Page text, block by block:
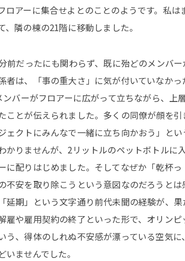
ロアーに集合せよとのことのようです。私
、隣の棟の21階に移動しました。
前だったにも関わらず、既に殆どのメンバ
者は、「事の重大さ」に気が付いていなか
ンバーがフロアーに広がって立ちながら、
ことが伝えられました。多くの同僚が顔を
ェクトにみんなで一緒に立ち向かおう」と
かりませんが、2リットルのペットボトル
に配りはじめました。そしてなぜか「乾杯
不安を取り除こうという意図なのだろうと
延期」という文字通り前代未聞の経験が、
雇や雇用契約の終了といった形で、オリン
う、得体のしれぬ不安感が漂っている空気
いませんでした。